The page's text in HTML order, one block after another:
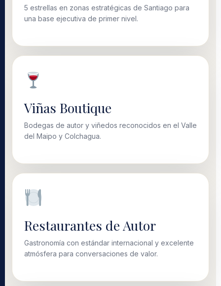
5 estrellas en zonas estratégicas de Santiago para
una base ejecutiva de primer nivel.
Viñas Boutique
Bodegas de autor y viñedos reconocidos en el Valle
del Maipo y Colchagua.
Restaurantes de Autor
Gastronomía con estándar internacional y excelente
atmósfera para conversaciones de valor.